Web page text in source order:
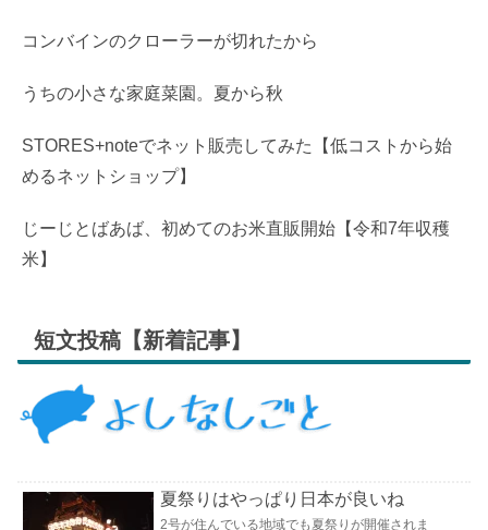
コンバインのクローラーが切れたから
うちの小さな家庭菜園。夏から秋
STORES+noteでネット販売してみた【低コストから始
めるネットショップ】
じーじとばあば、初めてのお米直販開始【令和7年収穫
米】
短文投稿【新着記事】
夏祭りはやっぱり日本が良いね
2号が住んでいる地域でも夏祭りが開催されま